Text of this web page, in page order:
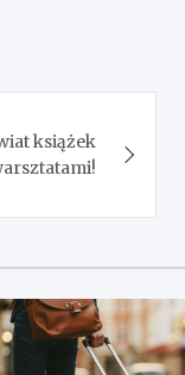
książek